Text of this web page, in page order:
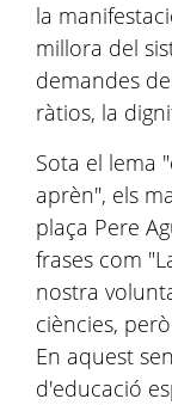
la
millora del
demandes
ràtios, la
Sota el lema
aprèn", els
plaça Pere
frases com
nostra
ciències,
En aquest
d'educació